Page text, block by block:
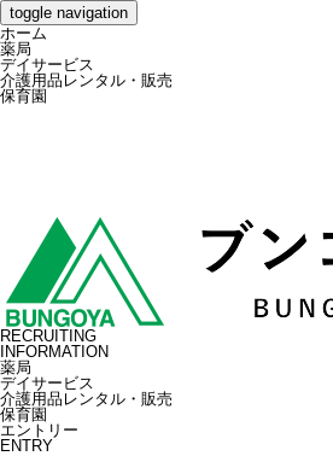
toggle navigation
ホーム
薬局
デイサービス
介護用品レンタル・販売
保育園
RECRUITING
INFORMATION
薬局
デイサービス
介護用品レンタル・販売
保育園
エントリー
ENTRY